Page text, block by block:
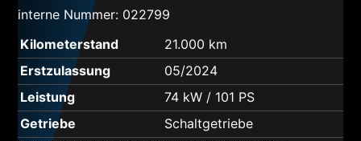
interne Nummer: 022799
Kilometerstand
21.000 km
Erstzulassung
05/2024
Leistung
74 kW / 101 PS
Getriebe
Schaltgetriebe